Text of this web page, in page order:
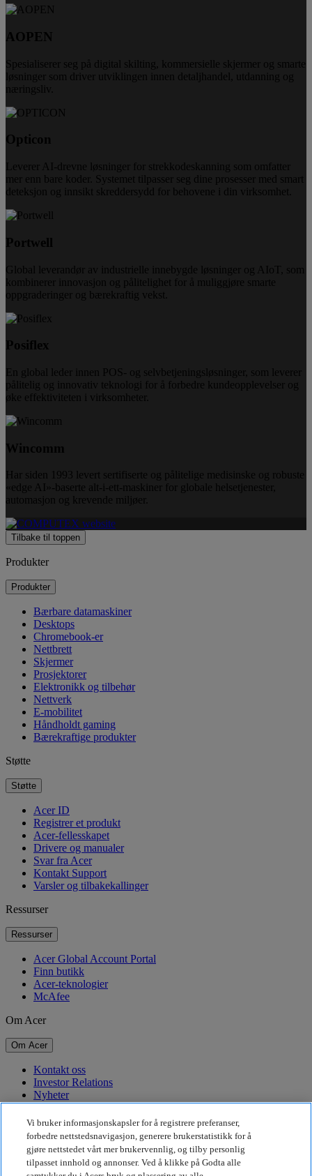
AOPEN
Spesialiserer seg på digital skilting, kommersielle skjermer og smarte
løsninger som driver utviklingen innen detaljhandel, utdanning og
næringsliv.
Opticon
Leverer AI-drevne løsninger for strekkodeskanning som omfatter
mer enn bare koder. Systemet tilpasser seg dine prosesser med smart
deteksjon og innsikt skreddersydd for behovene i din virksomhet.
Portwell
Global leverandør av industrielle innebygde løsninger og AIoT, som
kombinerer innovasjon og pålitelighet for å muliggjøre smarte
oppgraderinger og bærekraftig vekst.
Posiflex
En global leder innen POS- og selvbetjeningsløsninger, som leverer
pålitelig og innovativ teknologi for å forbedre kundeopplevelser og
øke effektiviteten i virksomheter.
Wincomm
Har siden 1993 levert sertifiserte og pålitelige medisinske og robuste
«edge AI»-baserte alt-i-ett-maskiner for globale helsetjenester,
automasjon og krevende miljøer.
Tilbake til toppen
Produkter
Produkter
Bærbare datamaskiner
Desktops
Chromebook-er
Nettbrett
Skjermer
Prosjektorer
Elektronikk og tilbehør
Nettverk
E-mobilitet
Håndholdt gaming
Bærekraftige produkter
Støtte
Støtte
Acer ID
Registrer et produkt
Acer-fellesskapet
Drivere og manualer
Svar fra Acer
Kontakt Support
Varsler og tilbakekallinger
Ressurser
Ressurser
Acer Global Account Portal
Finn butikk
Acer-teknologier
McAfee
Om Acer
Om Acer
Kontakt oss
Investor Relations
Nyheter
Arrangementer
Bærekraft
Bærekraft
Vi bruker informasjonskapsler for å registrere preferanser,
forbedre nettstedsnavigasjon, generere brukerstatistikk for å
gjøre nettstedet vårt mer brukervennlig, og tilby personlig
tilpasset innhold og annonser. Ved å klikke på Godta alle